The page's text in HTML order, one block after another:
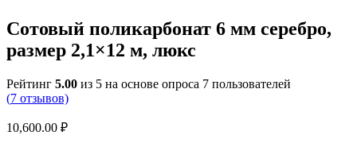
Сотовый поликарбонат 6 мм серебро,
размер 2,1×12 м, люкс
Рейтинг 5.00 из 5 на основе опроса 7 пользователей
(7 отзывов)
10,600.00 ₽